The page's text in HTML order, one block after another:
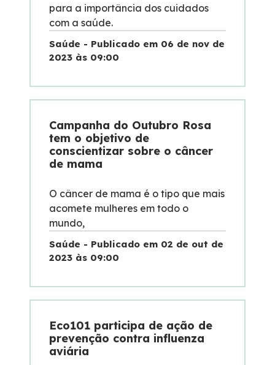
Processo Competitivo
para a importância dos cuidados
com a saúde.
Saúde - Publicado em 06 de nov de
2023 às 09:00
Campanha do Outubro Rosa
tem o objetivo de
conscientizar sobre o câncer
de mama
O câncer de mama é o tipo que mais
acomete mulheres em todo o
mundo,
Saúde - Publicado em 02 de out de
2023 às 09:00
Eco101 participa de ação de
prevenção contra influenza
aviária